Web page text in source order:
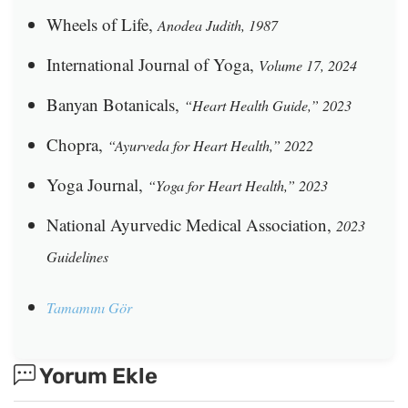
Wheels of Life,Anodea Judith, 1987
International Journal of Yoga, Volume 17, 2024
Banyan Botanicals, “Heart Health Guide,” 2023
Chopra, “Ayurveda for Heart Health,” 2022
Yoga Journal, “Yoga for Heart Health,” 2023
National Ayurvedic Medical Association, 2023
Guidelines
Tamamını Gör
Yorum Ekle